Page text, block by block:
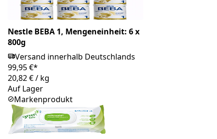
Nestle BEBA 1, Mengeneinheit: 6 x
800g
Versand innerhalb Deutschlands
99,95 €*
20,82 €/ kg
Auf Lager
Markenprodukt